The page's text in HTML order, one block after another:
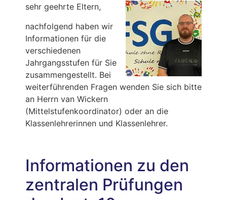
sehr geehrte Eltern,
nachfolgend haben wir
Informationen für die
verschiedenen
Jahrgangsstufen für Sie
zusammengestellt. Bei
weiterführenden Fragen wenden Sie sich bitte
an Herrn van Wickern
(Mittelstufenkoordinator) oder an die
Klassenlehrerinnen und Klassenlehrer.
Informationen zu den
zentralen Prüfungen